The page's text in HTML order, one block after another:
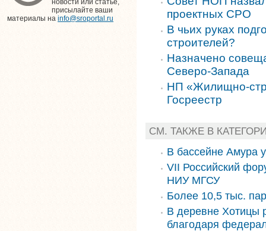
новости или статье,
присылайте ваши
материалы на info@sroportal.ru
проектных СРО
В чьих руках
строителей?
Назначено
Северо-Запада
НП «Жилищно-
Госреестр
СМ. ТАКЖЕ В
В бассейне Амура
VII Российский
НИУ МГСУ
Более 10,5 тыс.
В деревне Хотицы
благодаря